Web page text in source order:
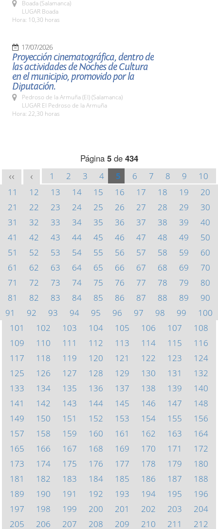
Boada (Salamanca)
LUGAR Boada
Hora: 10,30 horas
17/07/2026
Proyección cinematográfica, dentro de
las actividades de Noches de Cultura
en el municipio, promovido por la
Diputación.
Pedroso de la Armuña (El) (Salamanca)
LUGAR El Pedroso de la Armuña
Hora: 22,30 horas
Página 5de 434
<< < 1 2 3 4 5 6 7 8 9
10
11
12 13 14 15 16 17 18 19
20
21
22 23 24 25 26 27 28 29
30
31
32 33 34 35 36 37 38 39
40
41
42 43 44 45 46 47 48 49
50
51
52 53 54 55 56 57 58 59
60
61
62 63 64 65 66 67 68 69
70
71
72 73 74 75 76 77 78 79
80
81
82 83 84 85 86 87 88 89
90
91
92 93 94 95 96 97 98 99
100
101
102 103 104 105 106 107
108
109
110 111 112 113 114 115
116
117
118 119 120 121 122 123
124
125
126 127 128 129 130 131
132
133
134 135 136 137 138 139
140
141
142 143 144 145 146 147
148
149
150 151 152 153 154 155
156
157
158 159 160 161 162 163
164
165
166 167 168 169 170 171
172
173
174 175 176 177 178 179
180
181
182 183 184 185 186 187
188
189
190 191 192 193 194 195
196
197
198 199 200 201 202 203
204
205
206 207 208 209 210 211 212